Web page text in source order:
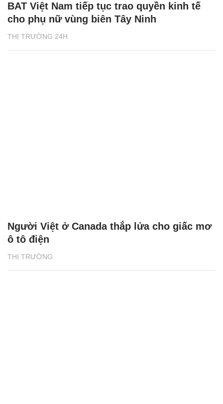
THỊ TRƯỜNG 24H
BAT Việt Nam tiếp tục trao quyền kinh tế
cho phụ nữ vùng biên Tây Ninh
THỊ TRƯỜNG
Người Việt ở Canada thắp lửa cho giấc mơ
ô tô điện